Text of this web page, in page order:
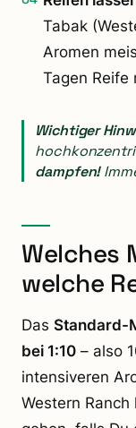
Tabak
Aromen
Tagen Reife
Wichtiger
dampfen!
Welches
welche
Das Standard-
bei 1:10 – also
intensiveren
Western